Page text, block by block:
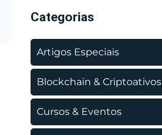
Categorias
Artigos Especiais
Blockchain & Criptoativos
Cursos & Eventos